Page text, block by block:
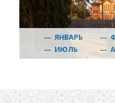
— ЯНВАРЬ —
— ИЮЛЬ —